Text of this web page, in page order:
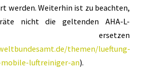
werden. Weiterhin ist zu beachten,
nicht die geltenden AHA-L-
ersetzen
themen/lueftung-
luftreiniger-an).